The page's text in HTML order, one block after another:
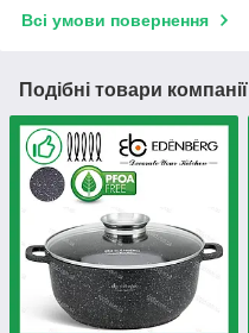
Всі умови повернення
Подібні товари компанії